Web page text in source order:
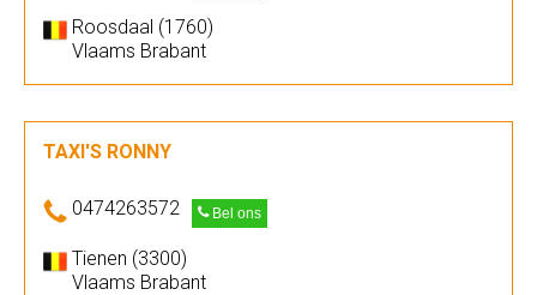
Roosdaal (1760)
Vlaams Brabant
TAXI'S RONNY
0474263572 Bel ons
Tienen (3300)
Vlaams Brabant